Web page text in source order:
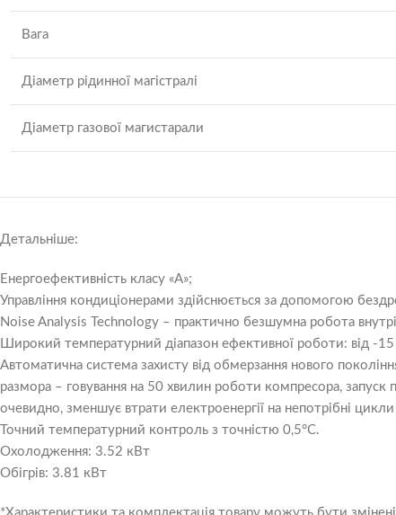
Вага
Діаметр рідинної магістралі
Діаметр газової магистарали
Детальніше:
Енергоефективність класу «А»;
Управління кондиціонерами здійснюється за допомогою
Noise Analysis Technology – практично безшумна робота
Широкий температурний діапазон ефективної роботи: від -
Автоматична система захисту від обмерзання нового
размора – говування на 50 хвилин роботи компресора, запуск
очевидно, зменшує втрати електроенергії на непотрібні
Точний температурний контроль з точністю 0,5°C.
Охолодження: 3.52 кВт
Обігрів: 3.81 кВт